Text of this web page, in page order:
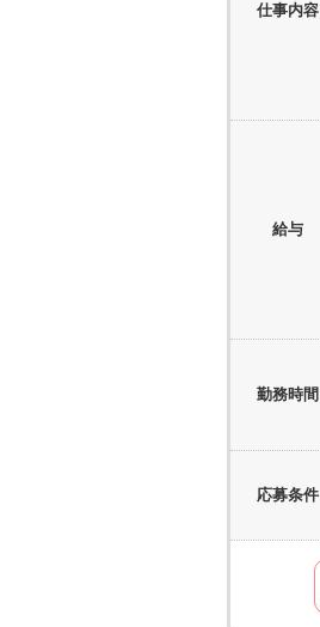
仕事内容
給与
勤務時間
応募条件